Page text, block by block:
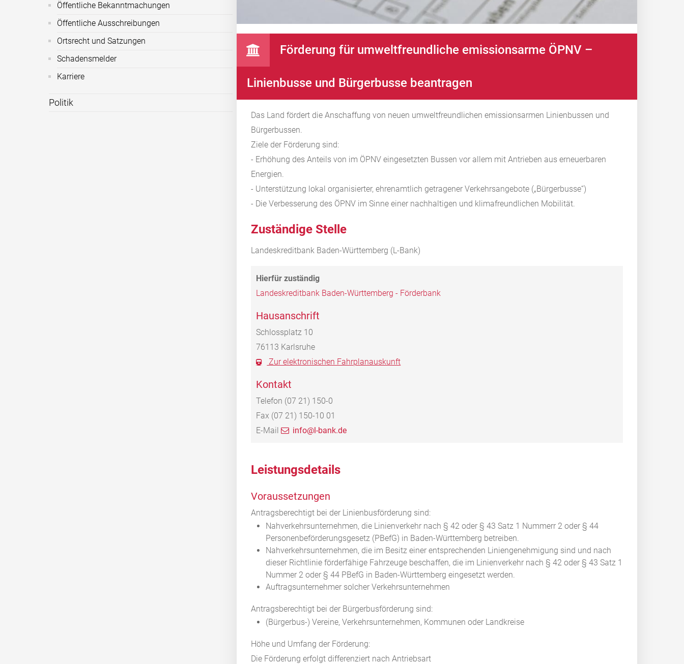
Öffentliche Bekanntmachungen
Öffentliche Ausschreibungen
Ortsrecht und Satzungen
Schadensmelder
Karriere
Politik
Förderung für umweltfreundliche emissionsarme ÖPNV –
Linienbusse und Bürgerbusse beantragen
Das Land fördert dieAnschaffung von neuen umweltfreundlichen emissionsarmen Linienbussen und
Bürgerbussen.
Ziele der Förderung sind:
- Erhöhung des Anteils von im ÖPNV eingesetzten Bussen vor allem mit Antrieben aus erneuerbaren
Energien.
- Unterstützung lokal organisierter, ehrenamtlich getragener Verkehrsangebote („Bürgerbusse“)
- Die Verbesserung des ÖPNV im Sinne einer nachhaltigen und klimafreundlichen Mobilität.
Zuständige Stelle
Landeskreditbank Baden-Württemberg (L-Bank)
Landeskreditbank Baden-Württemberg - Förderbank
Hausanschrift
Schlossplatz 10
76113 Karlsruhe
Zur elektronischen Fahrplanauskunft
Kontakt
Telefon (07 21) 150-0
Fax (07 21) 150-10 01
E-Mail
info@l-bank.de
Leistungsdetails
Voraussetzungen
Antragsberechtigt bei der Linienbusförderung sind:
Nahverkehrsunternehmen, die Linienverkehr nach § 42 oder § 43 Satz 1 Nummerr 2 oder § 44
Personenbeförderungsgesetz (PBefG) in Baden-Württemberg betreiben.
Nahverkehrsunternehmen, die im Besitz einer entsprechenden Liniengenehmigung sind und nach
dieser Richtlinie förderfähige Fahrzeuge beschaffen, die im Linienverkehr nach § 42 oder § 43 Satz 1
Nummer 2 oder § 44 PBefG in Baden-Württemberg eingesetzt werden.
Auftragsunternehmer solcher Verkehrsunternehmen
Antragsberechtigt bei der Bürgerbusförderung sind:
(Bürgerbus-) Vereine, Verkehrsunternehmen, Kommunen oder Landkreise
Höhe und Umfang der Förderung:
Die Förderung erfolgt differenziert nach Antriebsart